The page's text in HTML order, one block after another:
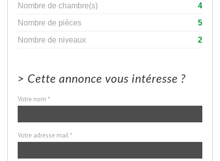
Nombre de chambre(s)
4
Nombre de pièces
5
Nombre de niveaux
2
> Cette annonce vous intéresse ?
Votre nom *
Votre adresse mail *